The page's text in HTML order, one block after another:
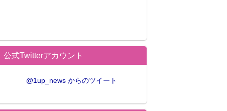
公式Twitterアカウント
@1up_news からのツイート